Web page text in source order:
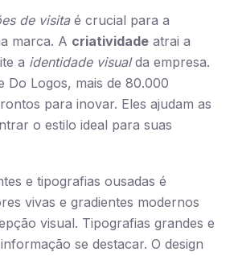
de visitaé crucial para a
marca. A criatividade atrai a
a identidade visualda empresa.
Do Logos, mais de 80.000
para inovar. Eles ajudam as
o estilo ideal para suas
e tipografias ousadas é
vivas e gradientes modernos
visual. Tipografias grandes e
se destacar. O design